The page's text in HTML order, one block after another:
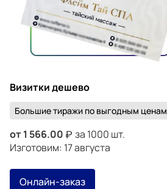
Визитки дешево
Большие тиражи по выгодным ценам
от 1 566.00
за 1000 шт.
Изготовим: 17 августа
Онлайн-заказ